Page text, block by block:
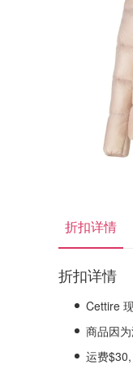
折扣详情
折扣详情
Cettire
商品因
运费